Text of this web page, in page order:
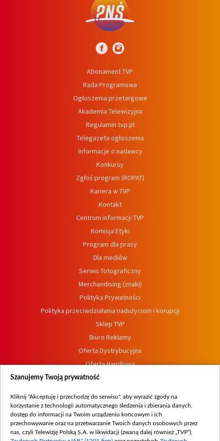
Abonament TVP
Rada Programowa
Ogłoszenia przetargowe
Akademia Telewizyjna
Regulamin tvp.pl
Telegazeta ogłoszenia
Informacje o nadawcy
Konkursy
Zgłoś program (ROPAT)
Kariera w TVP
Kontakt
Centrum informacji TVP
Komisja Etyki
Program dla prasy
Dla mediów
Serwis fotograficzny
Merchandising (znaki)
Polityka Prywatności
Polityka przeciwdziałania nadużyciom i korupcji
Sklep TVP
Biuro Reklamy
Oferta Dystrybucyjna
Oferta Handlowa
Dostępność
Procedura zgłoszeń wewnętrznych
Szanujemy Twoją prywatność
Kliknij "Akceptuję i przechodzę do serwisu", aby wyrazić zgody na
korzystanie z technologii automatycznego śledzenia i zbierania danych,
dostęp do informacji na Twoim urządzeniu końcowym i ich
przechowywanie oraz na przetwarzanie Twoich danych osobowych przez
nas, czyli Telewizję Polską S.A. w likwidacji (zwaną dalej również „TVP”),